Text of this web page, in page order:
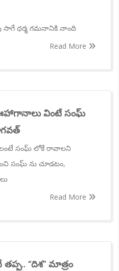
సాగే ధర్మ గమనానికి నాంది
Read More
వింటే సంఘ్
సంఘ్ లోకే రావాలని
సంఘ్ ను చూడటం,
Read More
‘‘దిశ’’ మాత్రం